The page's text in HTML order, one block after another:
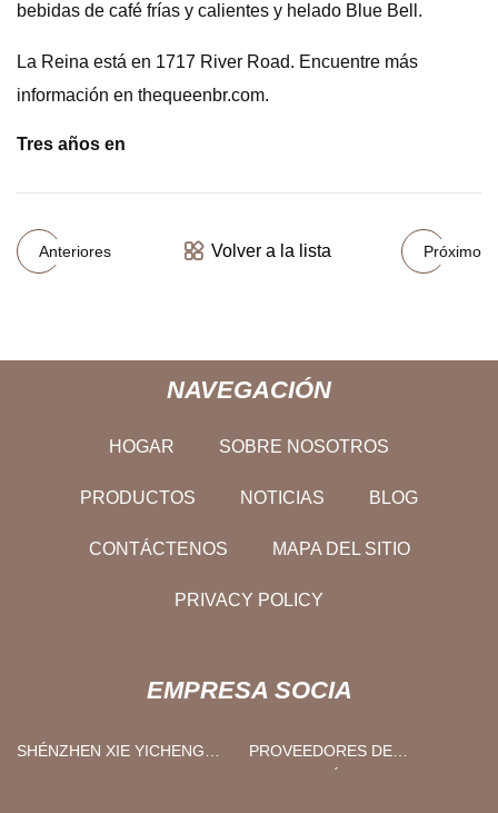
bebidas de café frías y calientes y helado Blue Bell.
La Reina está en 1717 River Road. Encuentre más
información en thequeenbr.com.
Tres años en
Anteriores Volver a la lista Próximo
NAVEGACIÓN
HOGAR SOBRE NOSOTROS
PRODUCTOS NOTICIAS BLOG
CONTÁCTENOS MAPA DEL SITIO
PRIVACY POLICY
EMPRESA SOCIA
SHÉNZHEN XIE YICHENG
PROVEEDORES DE